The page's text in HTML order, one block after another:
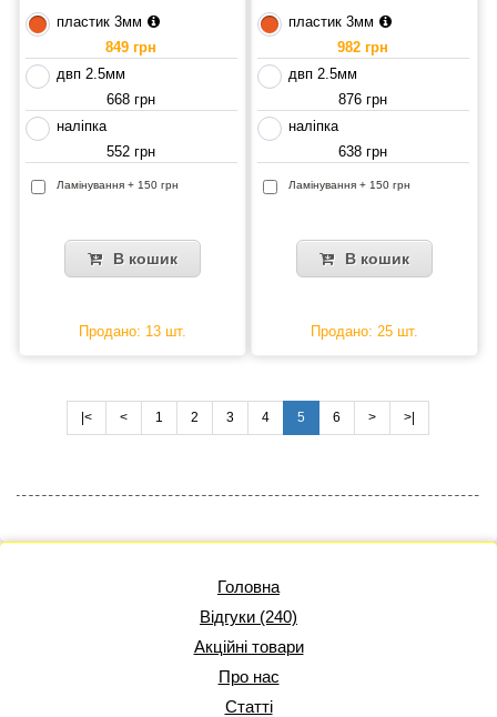
пластик 3мм
849 грн
двп 2.5мм
668 грн
наліпка
552 грн
Ламінування + 150 грн
В кошик
Продано: 13 шт.
пластик 3мм
982 грн
двп 2.5мм
876 грн
наліпка
638 грн
Ламінування + 150 грн
В кошик
Продано: 25 шт.
|< < 1 2 3 4 5 6 > >|
Головна
Відгуки (240)
Акційні товари
Про нас
Статті